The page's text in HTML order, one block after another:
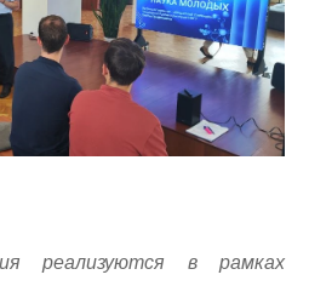
реализуются в рамках